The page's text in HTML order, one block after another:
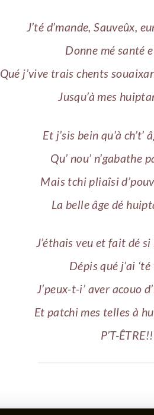
J’té d’mande, Sauveûx,
Donne mé santé
Qué j’vive trais chents
Jusqu’à mes
Et j’sis bein qu’à ch’t’
Qu’ nou’ n’gabathe
Mais tchi pliaîsi
La belle âge dé
J’éthais veu et fait dé si
Dépis qué j’ai ‘té
J’peux-t-i’ aver acouo
Et patchi mes telles à
P’T-ÊTRE!!